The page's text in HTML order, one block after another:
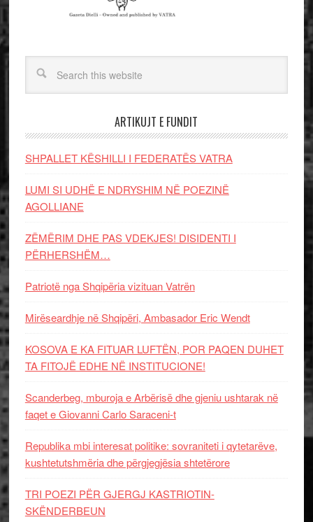
ARTIKUJT E FUNDIT
SHPALLET KËSHILLI I FEDERATËS VATRA
LUMI SI UDHË E NDRYSHIM NË POEZINË
AGOLLIANE
ZËMËRIM DHE PAS VDEKJES! DISIDENTI I
PËRHERSHËM…
Patriotë nga Shqipëria vizituan Vatrën
Mirëseardhje në Shqipëri, Ambasador Eric Wendt
KOSOVA E KA FITUAR LUFTËN, POR PAQEN DUHET
TA FITOJË EDHE NË INSTITUCIONE!
Scanderbeg, mburoja e Arbërisë dhe gjeniu ushtarak në
faqet e Giovanni Carlo Saraceni-t
Republika mbi interesat politike: sovraniteti i qytetarëve,
kushtetutshmëria dhe përgjegjësia shtetërore
TRI POEZI PËR GJERGJ KASTRIOTIN-
SKËNDERBEUN